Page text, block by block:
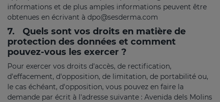
informations et de plus amples informations peuvent être
obtenues en écrivant à dpo@sesderma.com
7.
Quels sont vos droits en matière de
protection des données et comment
pouvez-vous les exercer ?
Pour exercer vos droits d'accès, de rectification,
d'effacement, d'opposition, de limitation, de portabilité ou,
le cas échéant, d'opposition, vous pouvez en faire la
demande par écrit à l'adresse suivante : Avenida dels Molins